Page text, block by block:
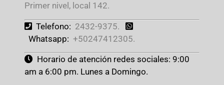
Primer nivel, local 142.
Telefono: 2432-9375.
Whatsapp: +50247412305.
Horario de atención redes sociales: 9:00
am a 6:00 pm. Lunes a Domingo.